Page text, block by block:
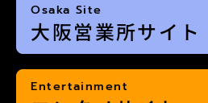
Osaka Site
大阪営業所サイト
Entertainment